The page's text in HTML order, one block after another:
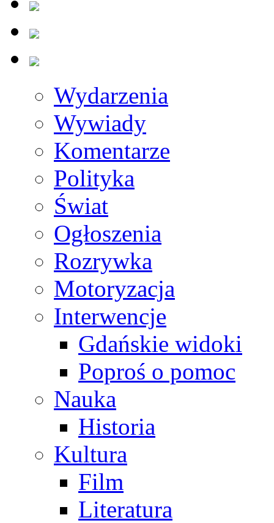
Wydarzenia
Wywiady
Komentarze
Polityka
Świat
Ogłoszenia
Rozrywka
Motoryzacja
Interwencje
Gdańskie widoki
Poproś o pomoc
Nauka
Historia
Kultura
Film
Literatura